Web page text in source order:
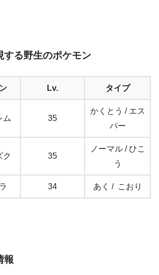
する野生のポケモン
Lv. タイプ
ム 35
かくとう / エス
パー
ク 35
ノーマル / ひこ
う
34 あく / こおり
報